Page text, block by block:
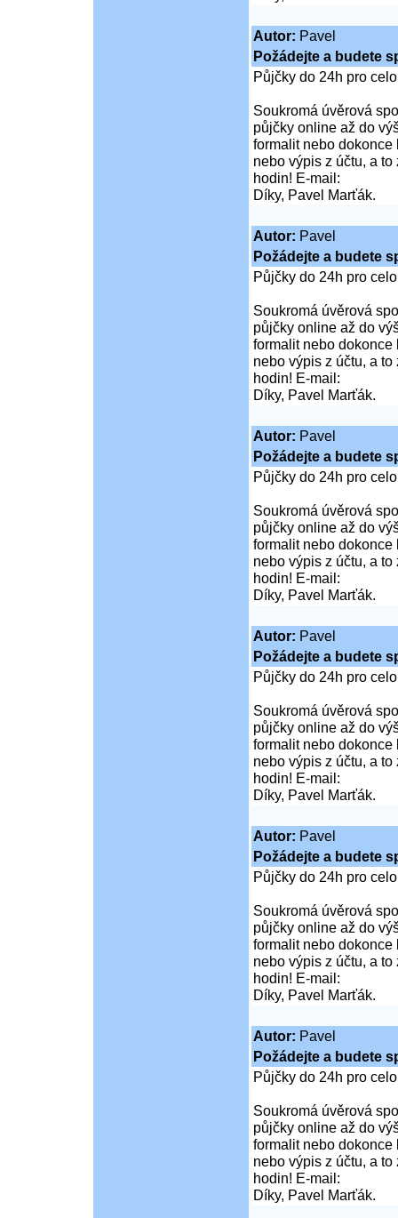
Autor: Pavel
Požádejte a budete
Půjčky do 24h pro
Soukromá úvěrová
půjčky online až do
formalit nebo dokonce
nebo výpis z účtu, a
hodin! E-mail:
Díky, Pavel Marťák.
Autor: Pavel
Požádejte a budete
Půjčky do 24h pro
Soukromá úvěrová
půjčky online až do
formalit nebo dokonce
nebo výpis z účtu, a
hodin! E-mail:
Díky, Pavel Marťák.
Autor: Pavel
Požádejte a budete
Půjčky do 24h pro
Soukromá úvěrová
půjčky online až do
formalit nebo dokonce
nebo výpis z účtu, a
hodin! E-mail:
Díky, Pavel Marťák.
Autor: Pavel
Požádejte a budete
Půjčky do 24h pro
Soukromá úvěrová
půjčky online až do
formalit nebo dokonce
nebo výpis z účtu, a
hodin! E-mail:
Díky, Pavel Marťák.
Autor: Pavel
Požádejte a budete
Půjčky do 24h pro
Soukromá úvěrová
půjčky online až do
formalit nebo dokonce
nebo výpis z účtu, a
hodin! E-mail:
Díky, Pavel Marťák.
Autor: Pavel
Požádejte a budete
Půjčky do 24h pro
Soukromá úvěrová
půjčky online až do
formalit nebo dokonce
nebo výpis z účtu, a
hodin! E-mail:
Díky, Pavel Marťák.